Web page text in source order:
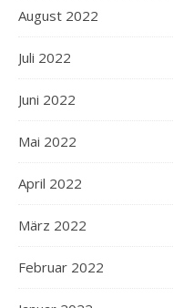
August 2022
Juli 2022
Juni 2022
Mai 2022
April 2022
März 2022
Februar 2022